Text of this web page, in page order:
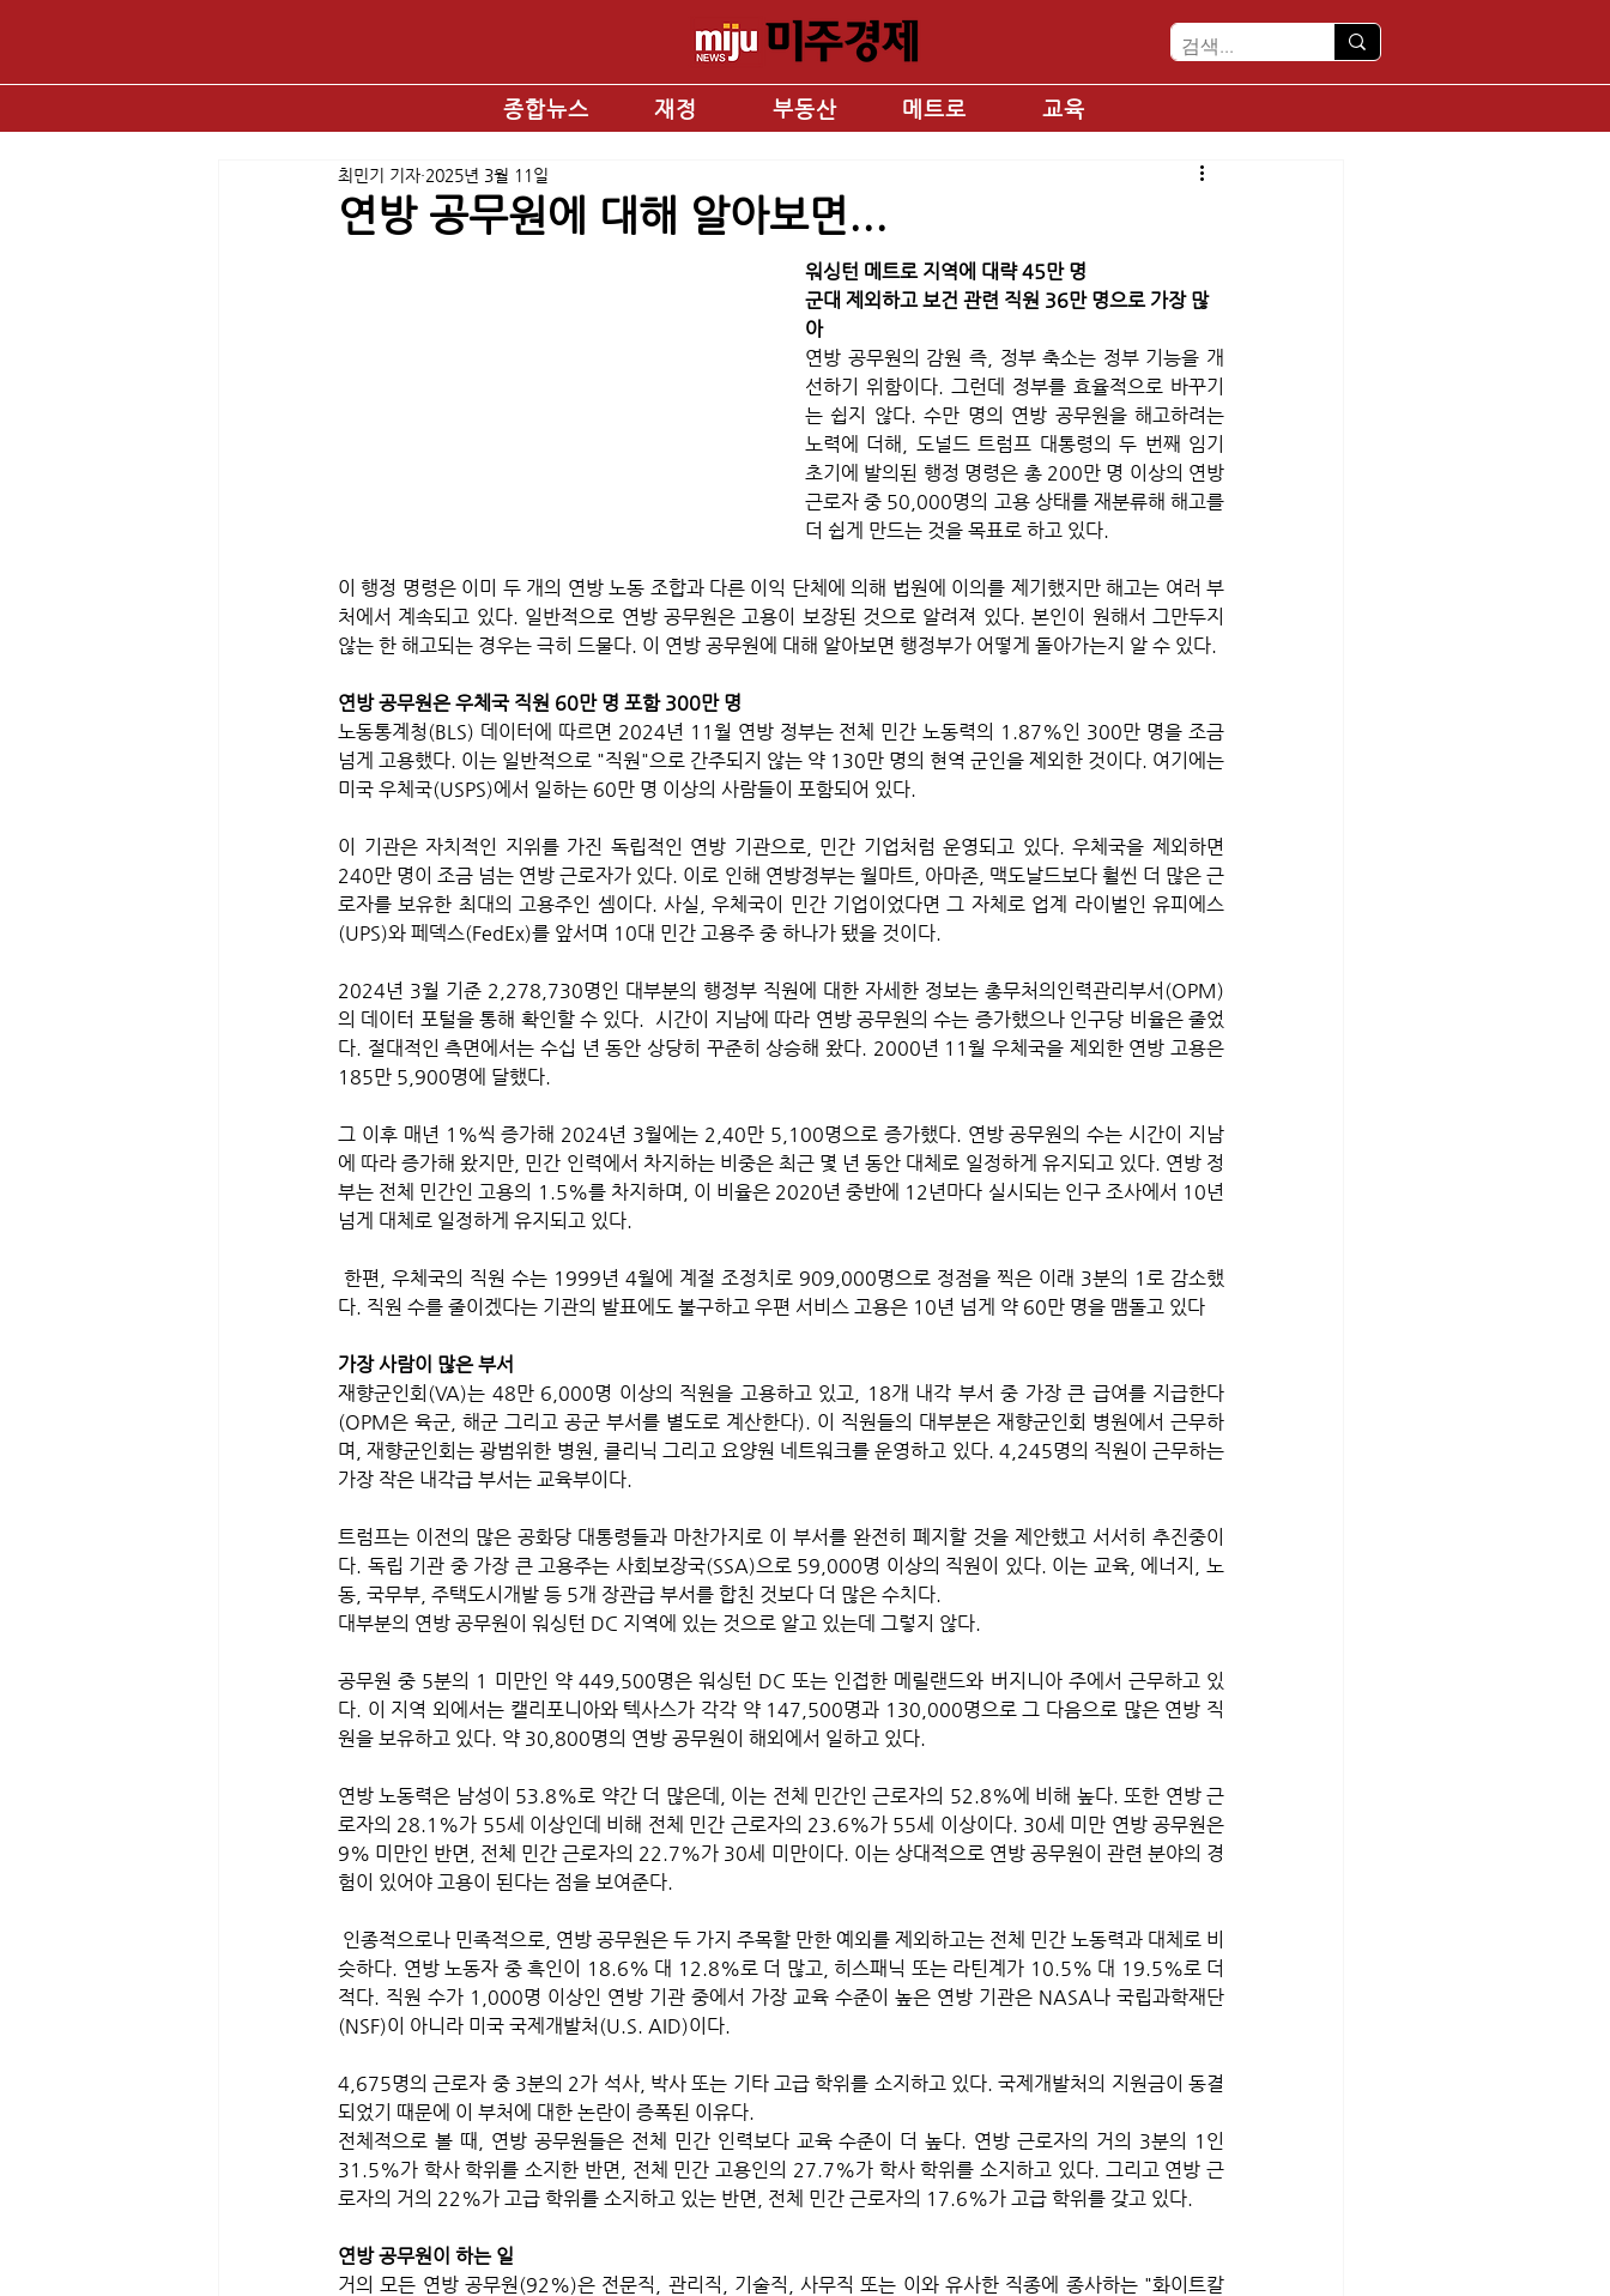
종합뉴스 재정 부동산 메트로 교육
연방 공무원에 대해 알아보면...
최민기 기자 2025년 3월 11일
워싱턴 메트로 지역에 대략 45만 명
군대 제외하고 보건 관련 직원 36만 명으로 가장 많
아
연방 공무원의 감원 즉, 정부 축소는 정부 기능을 개
선하기 위함이다. 그런데 정부를 효율적으로 바꾸기
는 쉽지 않다. 수만 명의 연방 공무원을 해고하려는
노력에 더해, 도널드 트럼프 대통령의 두 번째 임기
초기에 발의된 행정 명령은 총 200만 명 이상의 연방
근로자 중 50,000명의 고용 상태를 재분류해 해고를
더 쉽게 만드는 것을 목표로 하고 있다.
이 행정 명령은 이미 두 개의 연방 노동 조합과 다른 이익 단체에 의해 법원에 이의를 제기했지만 해고는 여러 부
처에서 계속되고 있다. 일반적으로 연방 공무원은 고용이 보장된 것으로 알려져 있다. 본인이 원해서 그만두지
않는 한 해고되는 경우는 극히 드물다. 이 연방 공무원에 대해 알아보면 행정부가 어떻게 돌아가는지 알 수 있다.
연방 공무원은 우체국 직원 60만 명 포함 300만 명
노동통계청(BLS) 데이터에 따르면 2024년 11월 연방 정부는 전체 민간 노동력의 1.87%인 300만 명을 조금
넘게 고용했다. 이는 일반적으로 "직원"으로 간주되지 않는 약 130만 명의 현역 군인을 제외한 것이다. 여기에는
미국 우체국(USPS)에서 일하는 60만 명 이상의 사람들이 포함되어 있다.
이 기관은 자치적인 지위를 가진 독립적인 연방 기관으로, 민간 기업처럼 운영되고 있다. 우체국을 제외하면
240만 명이 조금 넘는 연방 근로자가 있다. 이로 인해 연방정부는 월마트, 아마존, 맥도날드보다 훨씬 더 많은 근
로자를 보유한 최대의 고용주인 셈이다. 사실, 우체국이 민간 기업이었다면 그 자체로 업계 라이벌인 유피에스
(UPS)와 페덱스(FedEx)를 앞서며 10대 민간 고용주 중 하나가 됐을 것이다.
2024년 3월 기준 2,278,730명인 대부분의 행정부 직원에 대한 자세한 정보는 총무처의인력관리부서(OPM)
의 데이터 포털을 통해 확인할 수 있다.  시간이 지남에 따라 연방 공무원의 수는 증가했으나 인구당 비율은 줄었
다. 절대적인 측면에서는 수십 년 동안 상당히 꾸준히 상승해 왔다. 2000년 11월 우체국을 제외한 연방 고용은
185만 5,900명에 달했다.
그 이후 매년 1%씩 증가해 2024년 3월에는 2,40만 5,100명으로 증가했다. 연방 공무원의 수는 시간이 지남
에 따라 증가해 왔지만, 민간 인력에서 차지하는 비중은 최근 몇 년 동안 대체로 일정하게 유지되고 있다. 연방 정
부는 전체 민간인 고용의 1.5%를 차지하며, 이 비율은 2020년 중반에 12년마다 실시되는 인구 조사에서 10년
넘게 대체로 일정하게 유지되고 있다.
다. 직원 수를 줄이겠다는 기관의 발표에도 불구하고 우편 서비스 고용은 10년 넘게 약 60만 명을 맴돌고 있다
가장 사람이 많은 부서
재향군인회(VA)는 48만 6,000명 이상의 직원을 고용하고 있고, 18개 내각 부서 중 가장 큰 급여를 지급한다
(OPM은 육군, 해군 그리고 공군 부서를 별도로 계산한다). 이 직원들의 대부분은 재향군인회 병원에서 근무하
며, 재향군인회는 광범위한 병원, 클리닉 그리고 요양원 네트워크를 운영하고 있다. 4,245명의 직원이 근무하는
가장 작은 내각급 부서는 교육부이다.
트럼프는 이전의 많은 공화당 대통령들과 마찬가지로 이 부서를 완전히 폐지할 것을 제안했고 서서히 추진중이
다. 독립 기관 중 가장 큰 고용주는 사회보장국(SSA)으로 59,000명 이상의 직원이 있다. 이는 교육, 에너지, 노
동, 국무부, 주택도시개발 등 5개 장관급 부서를 합친 것보다 더 많은 수치다.
대부분의 연방 공무원이 워싱턴 DC 지역에 있는 것으로 알고 있는데 그렇지 않다.
공무원 중 5분의 1 미만인 약 449,500명은 워싱턴 DC 또는 인접한 메릴랜드와 버지니아 주에서 근무하고 있
다. 이 지역 외에서는 캘리포니아와 텍사스가 각각 약 147,500명과 130,000명으로 그 다음으로 많은 연방 직
원을 보유하고 있다. 약 30,800명의 연방 공무원이 해외에서 일하고 있다.
연방 노동력은 남성이 53.8%로 약간 더 많은데, 이는 전체 민간인 근로자의 52.8%에 비해 높다. 또한 연방 근
로자의 28.1%가 55세 이상인데 비해 전체 민간 근로자의 23.6%가 55세 이상이다. 30세 미만 연방 공무원은
9% 미만인 반면, 전체 민간 근로자의 22.7%가 30세 미만이다. 이는 상대적으로 연방 공무원이 관련 분야의 경
험이 있어야 고용이 된다는 점을 보여준다.
슷하다. 연방 노동자 중 흑인이 18.6% 대 12.8%로 더 많고, 히스패닉 또는 라틴계가 10.5% 대 19.5%로 더
적다. 직원 수가 1,000명 이상인 연방 기관 중에서 가장 교육 수준이 높은 연방 기관은 NASA나 국립과학재단
(NSF)이 아니라 미국 국제개발처(U.S. AID)이다.
4,675명의 근로자 중 3분의 2가 석사, 박사 또는 기타 고급 학위를 소지하고 있다. 국제개발처의 지원금이 동결
되었기 때문에 이 부처에 대한 논란이 증폭된 이유다.
전체적으로 볼 때, 연방 공무원들은 전체 민간 인력보다 교육 수준이 더 높다. 연방 근로자의 거의 3분의 1인
31.5%가 학사 학위를 소지한 반면, 전체 민간 고용인의 27.7%가 학사 학위를 소지하고 있다. 그리고 연방 근
로자의 거의 22%가 고급 학위를 소지하고 있는 반면, 전체 민간 근로자의 17.6%가 고급 학위를 갖고 있다.
연방 공무원이 하는 일
거의 모든 연방 공무원(92%)은 전문직, 관리직, 기술직, 사무직 또는 이와 유사한 직종에 종사하는 "화이트칼